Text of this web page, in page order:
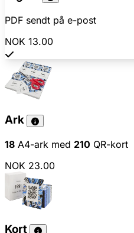
PDF sendt på e-post
NOK 13.00
Ark
18 A4-ark med 210 QR-kort
NOK 23.00
Kort